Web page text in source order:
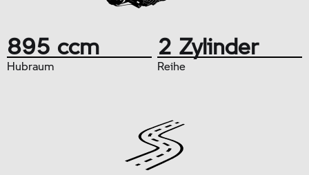
895 ccm
Hubraum
2 Zylinder
Reihe